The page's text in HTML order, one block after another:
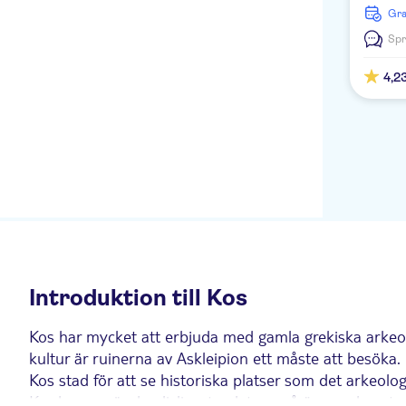
ROYAL BAY
Cabana Blu Hotel & Suites
i
lekfulla
ljuder
det
din
Introduktion till Kos
Kos har mycket att erbjuda med gamla grekiska
kultur är ruinerna av Askleipion ett måste att
Kos stad för att se historiska platser som det
Kardamena är den livligaste platsen på ön, medan